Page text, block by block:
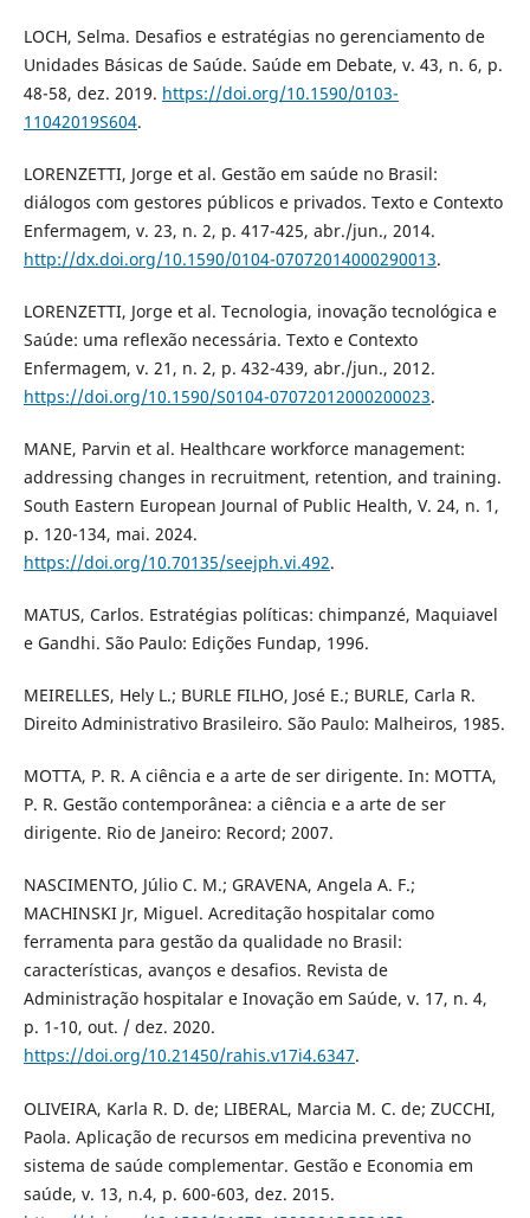
LOCH, Selma. Desafios e estratégias no gerenciamento de
Unidades Básicas de Saúde. Saúde em Debate, v. 43, n. 6, p.
48-58, dez. 2019. https://doi.org/10.1590/0103-
11042019S604.
LORENZETTI, Jorge et al. Gestão em saúde no Brasil:
diálogos com gestores públicos e privados. Texto e Contexto
Enfermagem, v. 23, n. 2, p. 417-425, abr./jun., 2014.
http://dx.doi.org/10.1590/0104-07072014000290013.
LORENZETTI, Jorge et al. Tecnologia, inovação tecnológica e
Saúde: uma reflexão necessária. Texto e Contexto
Enfermagem, v. 21, n. 2, p. 432-439, abr./jun., 2012.
https://doi.org/10.1590/S0104-07072012000200023.
MANE, Parvin et al. Healthcare workforce management:
addressing changes in recruitment, retention, and training.
South Eastern European Journal of Public Health, V. 24, n. 1,
p. 120-134, mai. 2024.
https://doi.org/10.70135/seejph.vi.492.
MATUS, Carlos. Estratégias políticas: chimpanzé, Maquiavel
e Gandhi. São Paulo: Edições Fundap, 1996.
MEIRELLES, Hely L.; BURLE FILHO, José E.; BURLE, Carla R.
Direito Administrativo Brasileiro. São Paulo: Malheiros, 1985.
MOTTA, P. R. A ciência e a arte de ser dirigente. In: MOTTA,
P. R. Gestão contemporânea: a ciência e a arte de ser
dirigente. Rio de Janeiro: Record; 2007.
NASCIMENTO, Júlio C. M.; GRAVENA, Angela A. F.;
MACHINSKI Jr, Miguel. Acreditação hospitalar como
ferramenta para gestão da qualidade no Brasil:
características, avanços e desafios. Revista de
Administração hospitalar e Inovação em Saúde, v. 17, n. 4,
p. 1-10, out. / dez. 2020.
https://doi.org/10.21450/rahis.v17i4.6347.
OLIVEIRA, Karla R. D. de; LIBERAL, Marcia M. C. de; ZUCCHI,
Paola. Aplicação de recursos em medicina preventiva no
sistema de saúde complementar. Gestão e Economia em
saúde, v. 13, n.4, p. 600-603, dez. 2015.